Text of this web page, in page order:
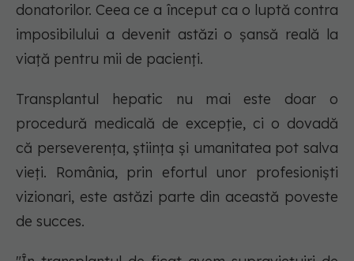
donatorilor. Ceea ce a început ca o luptă contra
imposibilului a devenit astăzi o șansă reală la
viață pentru mii de pacienți.
Transplantul hepatic nu mai este doar o
procedură medicală de excepție, ci o dovadă
că perseverența, știința și umanitatea pot salva
vieți. România, prin efortul unor profesioniști
vizionari, este astăzi parte din această poveste
de succes.